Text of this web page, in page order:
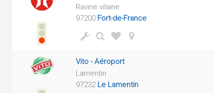
Ravine vilaine
97200 Fort-de-France
Vito - Aéroport
Lamentin
97232 Le Lamentin